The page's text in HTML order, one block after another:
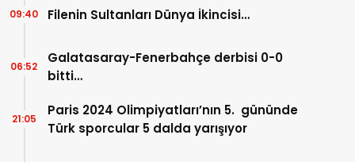
Filenin Sultanları Dünya İkincisi…
09:40
Galatasaray-Fenerbahçe derbisi 0-0
bitti…
06:52
Paris 2024 Olimpiyatları’nın 5. gününde
Türk sporcular 5 dalda yarışıyor
21:05